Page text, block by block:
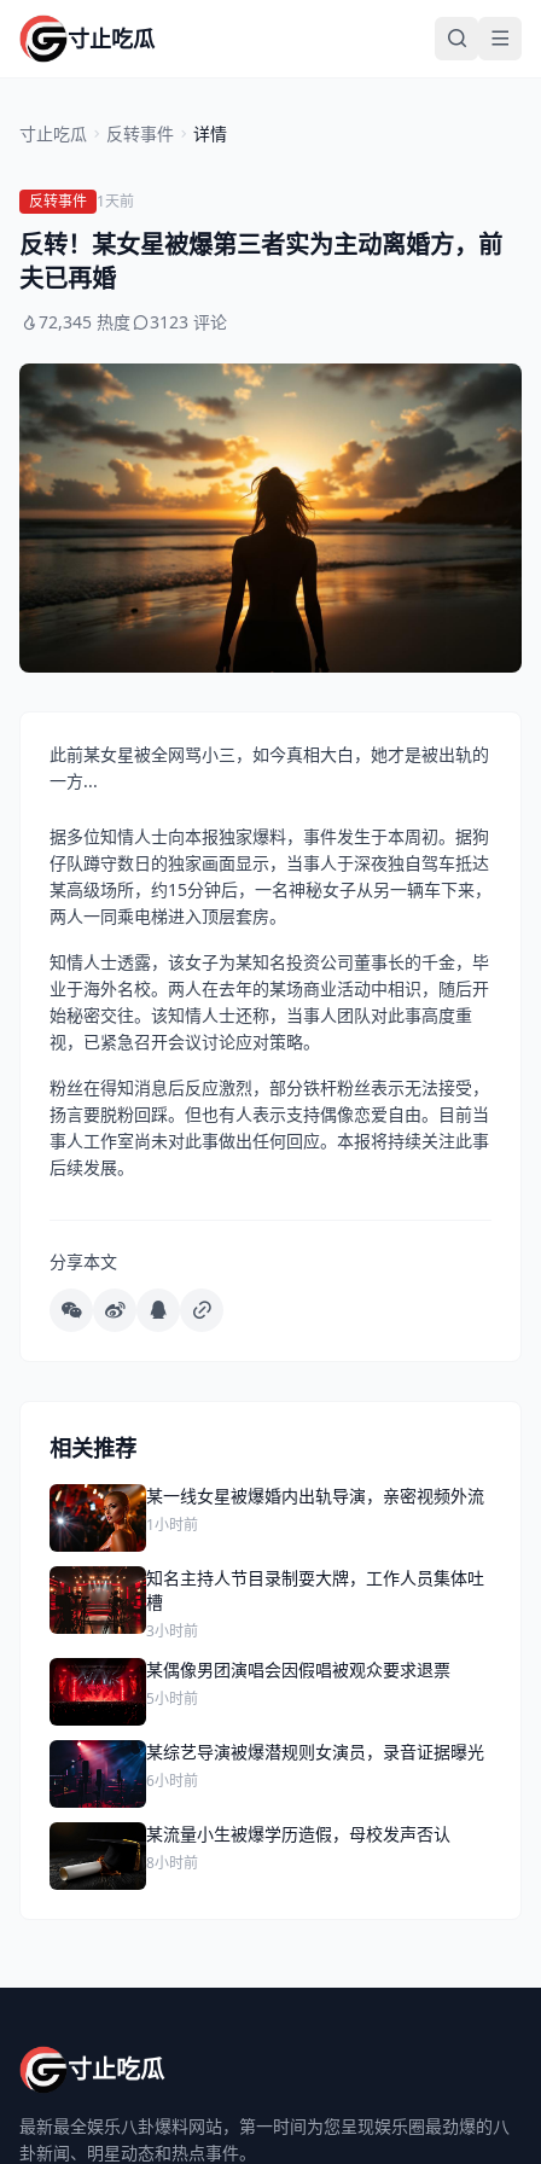
寸止吃瓜
寸止吃瓜 反转事件 详情
反转事件 1天前
反转！某女星被爆第三者实为主动离婚方，前
夫已再婚
72,345 热度 3123 评论
此前某女星被全网骂小三，如今真相大白，她才是被出轨的
一方...
据多位知情人士向本报独家爆料，事件发生于本周初。据狗
仔队蹲守数日的独家画面显示，当事人于深夜独自驾车抵达
某高级场所，约15分钟后，一名神秘女子从另一辆车下来，
两人一同乘电梯进入顶层套房。
知情人士透露，该女子为某知名投资公司董事长的千金，毕
业于海外名校。两人在去年的某场商业活动中相识，随后开
始秘密交往。该知情人士还称，当事人团队对此事高度重
视，已紧急召开会议讨论应对策略。
粉丝在得知消息后反应激烈，部分铁杆粉丝表示无法接受，
扬言要脱粉回踩。但也有人表示支持偶像恋爱自由。目前当
事人工作室尚未对此事做出任何回应。本报将持续关注此事
后续发展。
分享本文
相关推荐
某一线女星被爆婚内出轨导演，亲密视频外流
1小时前
知名主持人节目录制耍大牌，工作人员集体吐
槽
3小时前
某偶像男团演唱会因假唱被观众要求退票
5小时前
某综艺导演被爆潜规则女演员，录音证据曝光
6小时前
某流量小生被爆学历造假，母校发声否认
8小时前
寸止吃瓜
最新最全娱乐八卦爆料网站，第一时间为您呈现娱乐圈最劲爆的八
卦新闻、明星动态和热点事件。